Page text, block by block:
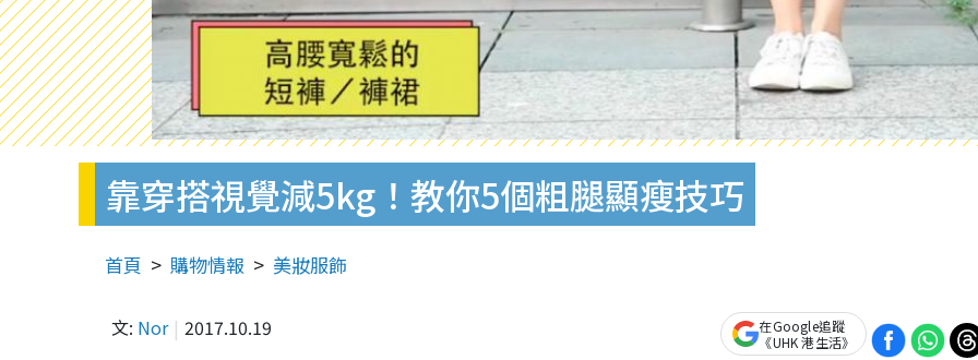
靠穿搭視覺減5kg！教你5個粗腿顯瘦技巧
首頁 購物情報 美妝服飾
文: Nor 2017.10.19
在Google追蹤
《UHK 港生活》